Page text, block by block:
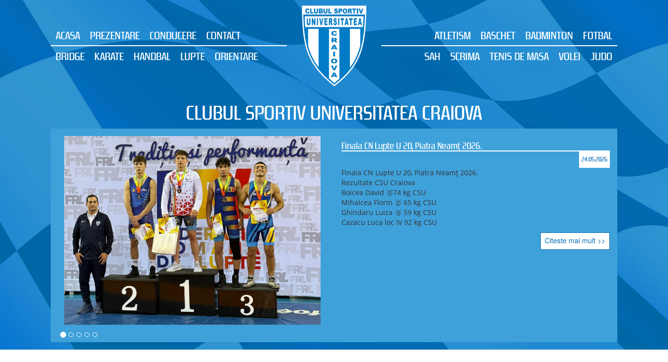
ACASA PREZENTARE CONDUCERE
CONTACT
BRIDGE
KARATE HANDBAL LUPTE ORIENTARE
ATLETISM BASCHET BADMINTON
FOTBAL
SAH
SCRIMA TENIS DE MASA VOLEI JUDO
CLUBUL SPORTIV UNIVERSITATEA CRAIOVA
Finala CN Lupte U 20, Piatra Neamț 2026.
24.05.2026
Finala CN Lupte U 20, Piatra Neamț 2026.
Rezultate CSU Craiova
Boicea David 🥇74 kg CSU
Mihalcea Florin 🥇 65 kg CSU
Ghindaru Luiza 🥉 59 kg CSU
Cazacu Luca loc IV 92 kg CSU
Citeste mai mult >>